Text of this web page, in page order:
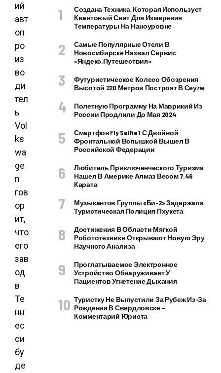
ий
авт
оп
ро
из
во
ди
тел
ь
Vol
ks
wa
ge
n
гов
ор
ит,
что
его
зав
од
в
Те
нн
ес
си
бу
де
Создана Техника, Которая Использует
Квантовый Свет Для Измерения
Температуры На Наноуровне
Самые Популярные Отели В
Новосибирске Назвал Сервис
«Яндекс.Путешествия»
Футуристическое Колесо Обозрения
Высотой 220 Метров Построят В Сеуле
Полетную Программу На Маврикий Из
России Продлили До Мая 2024
Смартфон Fly Selfie 1 С Двойной
Фронтальной Вспышкой Вышел В
Российской Федерации
Любитель Приключенческого Туризма
Нашел В Америке Алмаз Весом 7.46
Карата
Музыкантов Группы «Би-2» Задержала
Туристическая Полиция Пхукета
Достижения В Области Мягкой
Робототехники Открывают Новую Эру
Научного Анализа
Проглатываемое Электронное
Устройство Обнаруживает У
Пациентов Угнетение Дыхания
Туристку Не Выпустили За Рубеж Из-За
Рождения В Свердловске –
Комментарий Юриста